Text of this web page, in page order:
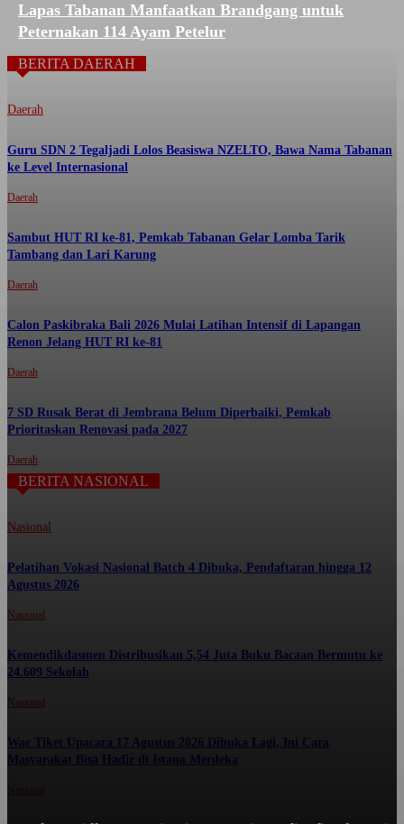
Lapas Tabanan Manfaatkan Brandgang untuk
Peternakan 114 Ayam Petelur
BERITA DAERAH
Daerah
Guru SDN 2 Tegaljadi Lolos Beasiswa NZELTO, Bawa Nama Tabanan
ke Level Internasional
Daerah
Sambut HUT RI ke-81, Pemkab Tabanan Gelar Lomba Tarik
Tambang dan Lari Karung
Daerah
Calon Paskibraka Bali 2026 Mulai Latihan Intensif di Lapangan
Renon Jelang HUT RI ke-81
Daerah
7 SD Rusak Berat di Jembrana Belum Diperbaiki, Pemkab
Prioritaskan Renovasi pada 2027
Daerah
BERITA NASIONAL
Nasional
Pelatihan Vokasi Nasional Batch 4 Dibuka, Pendaftaran hingga 12
Agustus 2026
Nasional
Kemendikdasmen Distribusikan 5,54 Juta Buku Bacaan Bermutu ke
24.609 Sekolah
Nasional
War Tiket Upacara 17 Agustus 2026 Dibuka Lagi, Ini Cara